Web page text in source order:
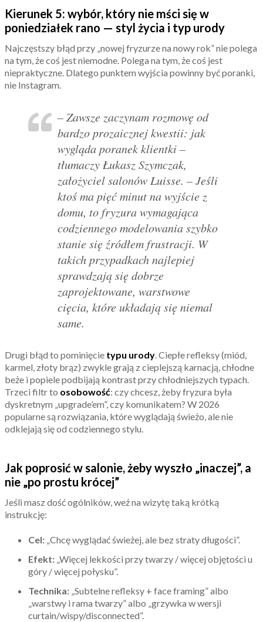
Kierunek 5: wybór, który nie mści się w
poniedziałek rano — styl życia i typ urody
Najczęstszy błąd przy „nowej fryzurze na nowy rok” nie polega
na tym, że coś jest niemodne. Polega na tym, że coś jest
niepraktyczne. Dlatego punktem wyjścia powinny być poranki,
nie Instagram.
– Zawsze zaczynam rozmowę od
bardzo prozaicznej kwestii: jak
wygląda poranek klientki –
tłumaczy Łukasz Szymczak,
założyciel salonów Luisse. – Jeśli
ktoś ma pięć minut na wyjście z
domu, to fryzura wymagająca
codziennego modelowania szybko
stanie się źródłem frustracji. W
takich przypadkach najlepiej
sprawdzają się dobrze
zaprojektowane, warstwowe
cięcia, które układają się niemal
same.
Drugi błąd to pominięcie typu urody. Ciepłe refleksy (miód,
karmel, złoty brąz) zwykle grają z cieplejszą karnacją, chłodne
beże i popiele podbijają kontrast przy chłodniejszych typach.
Trzeci filtr to osobowość: czy chcesz, żeby fryzura była
dyskretnym „upgrade’em”, czy komunikatem? W 2026
popularne są rozwiązania, które wyglądają świeżo, ale nie
odklejają się od codziennego stylu.
Jak poprosić w salonie, żeby wyszło „inaczej”, a
nie „po prostu krócej”
Jeśli masz dość ogólników, weź na wizytę taką krótką
instrukcję:
Cel: „Chcę wyglądać świeżej, ale bez straty długości”.
Efekt: „Więcej lekkości przy twarzy / więcej objętości u
góry / więcej połysku”.
Technika: „Subtelne refleksy + face framing” albo
„warstwy i rama twarzy” albo „grzywka w wersji
curtain/wispy/disconnected”.